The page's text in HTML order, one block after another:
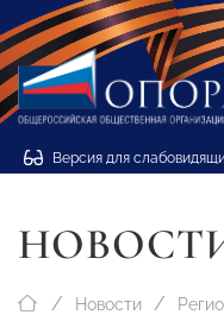
Версия для
Новости